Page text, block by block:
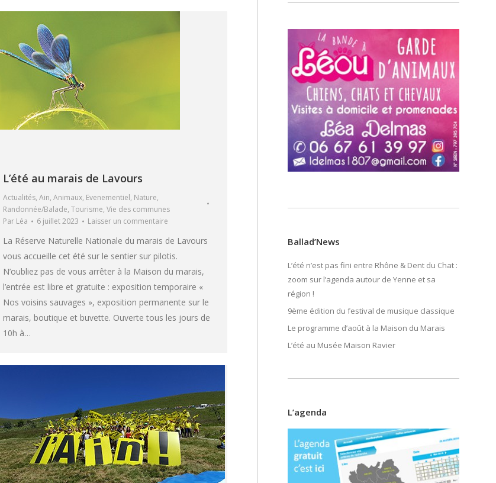
L’été au marais de Lavours
Actualités, Ain, Animaux, Evenementiel, Nature,
Randonnée/Balade, Tourisme, Vie des communes
Par Léa 6 juillet 2023 Laisser un commentaire
La Réserve Naturelle Nationale du marais de Lavours
vous accueille cet été sur le sentier sur pilotis.
N’oubliez pas de vous arrêter à la Maison du marais,
l’entrée est libre et gratuite : exposition temporaire «
Nos voisins sauvages », exposition permanente sur le
marais, boutique et buvette. Ouverte tous les jours de
10h à…
Ballad’News
L’été n’est pas fini entre Rhône & Dent du Chat :
zoom sur l’agenda autour de Yenne et sa
région !
9ème édition du festival de musique classique
Le programme d’août à la Maison du Marais
L’été au Musée Maison Ravier
L’agenda